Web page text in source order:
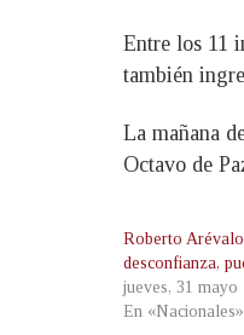
Entre los 11
también
La mañana
Octavo de
Roberto
desconfianza,
jueves, 31 mayo
En «Nacionales»